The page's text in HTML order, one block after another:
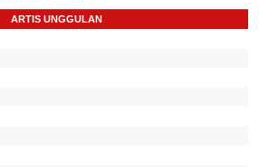
ARTIS UNGGULAN